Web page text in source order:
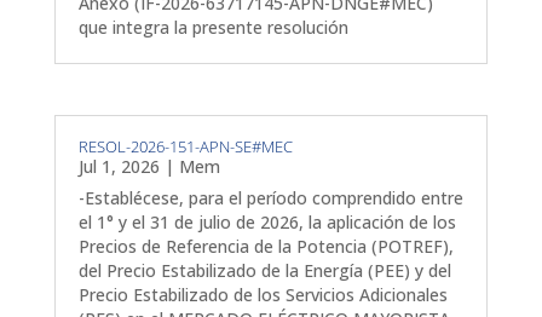
que integra la presente resolución
RESOL-2026-151-APN-SE#MEC
Jul 1, 2026 | Mem
-Establécese, para el período comprendido entre
el 1° y el 31 de julio de 2026, la aplicación de los
Precios de Referencia de la Potencia (POTREF),
del Precio Estabilizado de la Energía (PEE) y del
Precio Estabilizado de los Servicios Adicionales